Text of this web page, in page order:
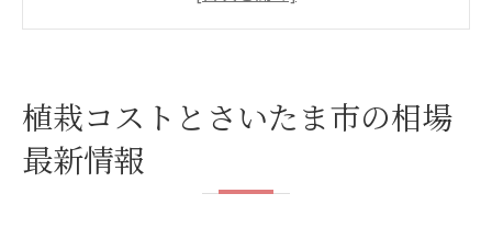
植栽コストの最新動向と地元事情の違い
さいたま市植栽で注目される助成金の活用
植栽コストとさいたま市の相場
最新情報